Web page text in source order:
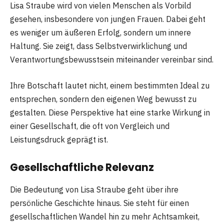
Lisa Straube wird von vielen Menschen als Vorbild
gesehen, insbesondere von jungen Frauen. Dabei geht
es weniger um äußeren Erfolg, sondern um innere
Haltung. Sie zeigt, dass Selbstverwirklichung und
Verantwortungsbewusstsein miteinander vereinbar sind.
Ihre Botschaft lautet nicht, einem bestimmten Ideal zu
entsprechen, sondern den eigenen Weg bewusst zu
gestalten. Diese Perspektive hat eine starke Wirkung in
einer Gesellschaft, die oft von Vergleich und
Leistungsdruck geprägt ist.
Gesellschaftliche Relevanz
Die Bedeutung von Lisa Straube geht über ihre
persönliche Geschichte hinaus. Sie steht für einen
gesellschaftlichen Wandel hin zu mehr Achtsamkeit,